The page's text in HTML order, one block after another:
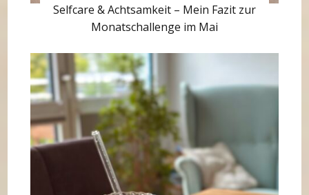
Selfcare & Achtsamkeit – Mein Fazit zur
Monatschallenge im Mai